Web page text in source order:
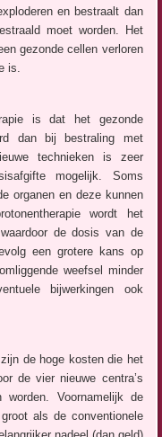
en bestraalt dan
moet worden. Het
gezonde cellen verloren
is.
is dat het gezonde
dan bij bestraling met
technieken is zeer
mogelijk. Soms
organen en deze kunnen
wordt het
de dosis van de
een grotere kans op
weefsel minder
bijwerkingen ook
de hoge kosten die het
de vier nieuwe centra’s
worden. Voornamelijk de
als de conventionele